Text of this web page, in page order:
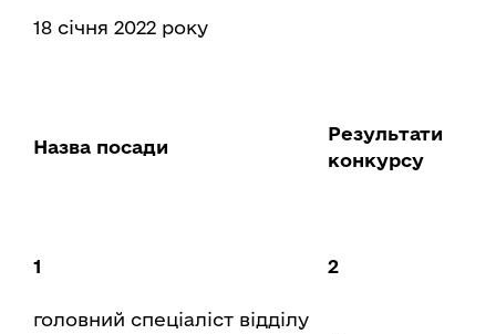
18 січня 2022 року
Назва посади
Результати
конкурсу
1 2
головний спеціаліст відділу